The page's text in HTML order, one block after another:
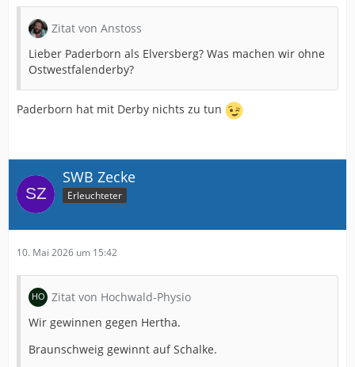
Zitat von Anstoss
Lieber Paderborn als Elversberg? Was machen wir ohne
Ostwestfalenderby?
Paderborn hat mit Derby nichts zu tun
SWB Zecke
Erleuchteter
10. Mai 2026 um 15:42
Zitat von Hochwald-Physio
Wir gewinnen gegen Hertha.
Braunschweig gewinnt auf Schalke.